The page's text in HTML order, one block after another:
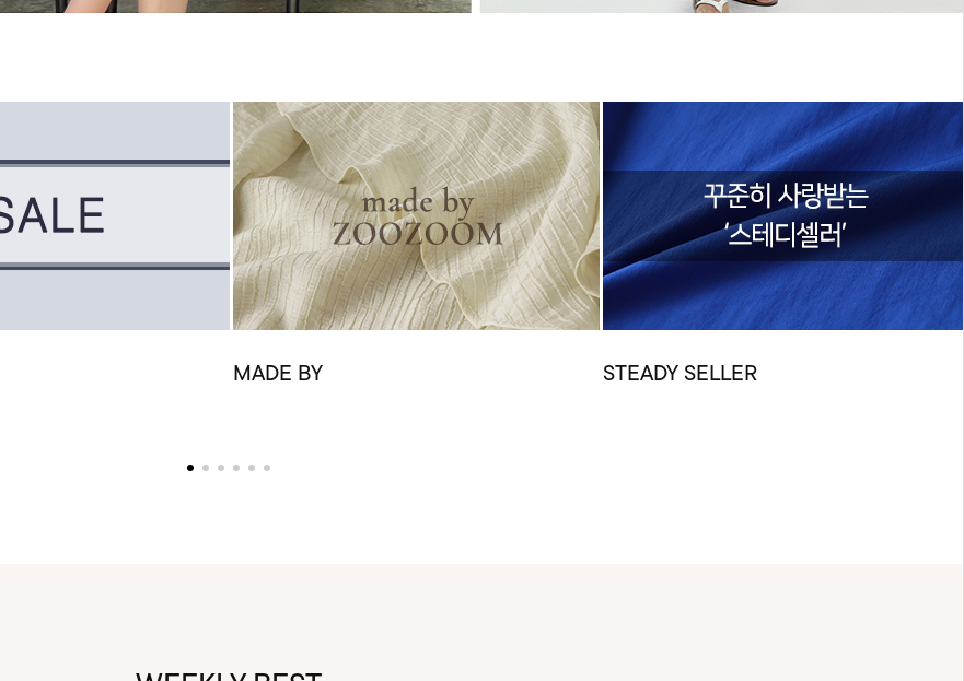
MADE BY STEADY SELLER